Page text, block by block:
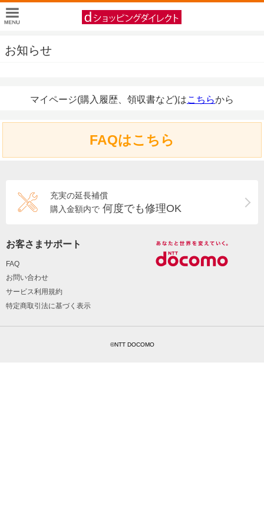
お知らせ
マイページ(購入履歴、領収書など)はこちらから
FAQはこちら
充実の延長補償
購入金額内で 何度でも修理OK
お客さまサポート
FAQ
お問い合わせ
サービス利用規約
特定商取引法に基づく表示
©NTT DOCOMO